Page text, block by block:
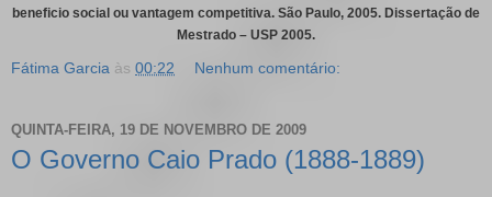
beneficio social ou vantagem competitiva. São Paulo, 2005. Dissertação de
Mestrado – USP 2005.
Fátima Garcia às 00:22 Nenhum comentário:
QUINTA-FEIRA, 19 DE NOVEMBRO DE 2009
O Governo Caio Prado (1888-1889)